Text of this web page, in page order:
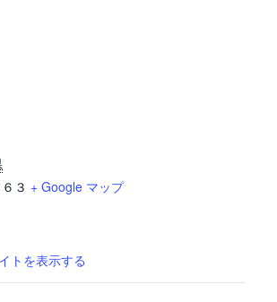
３ + Google マップ
トを表示する